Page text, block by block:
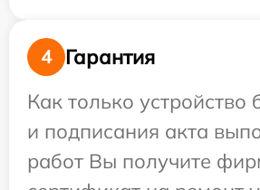
4
Гарантия
Как только устройство
и подписания акта
работ Вы получите